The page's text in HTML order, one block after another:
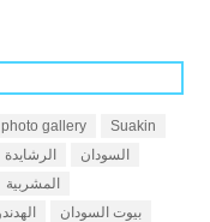
photo gallery
Suakin
الرشايدة
السودان
المشربية
بيوت السودان